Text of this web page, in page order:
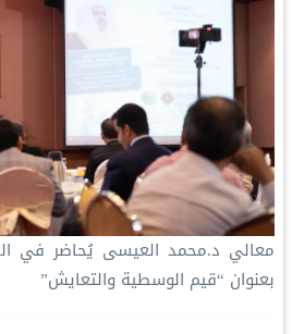
معالي د.محمد العيسى‬⁩ يُحاضر في
بعنوان “قيم الوسطية والتعايش”